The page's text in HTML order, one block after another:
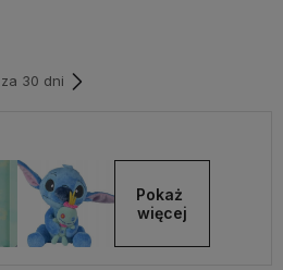
za 30 dni
Pokaż
więcej